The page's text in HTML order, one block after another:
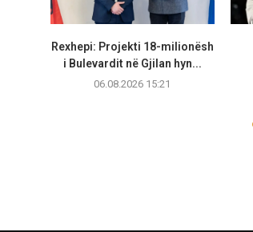
Rexhepi: Projekti 18-milionësh
i Bulevardit në Gjilan hyn...
06.08.2026 15:21